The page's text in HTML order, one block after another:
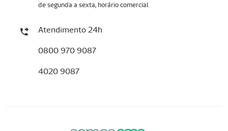
de segunda a sexta, horário comercial
Atendimento 24h
0800 970 9087
4020 9087